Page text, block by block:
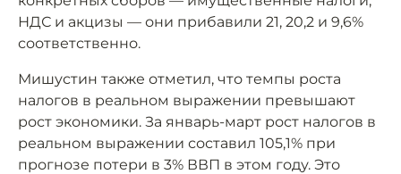
НДС и акцизы — они прибавили 21, 20,2 и 9,6%
соответственно.
Мишустин также отметил, что темпы роста
налогов в реальном выражении превышают
рост экономики. За январь-март рост налогов в
реальном выражении составил 105,1% при
прогнозе потери в 3% ВВП в этом году. Это